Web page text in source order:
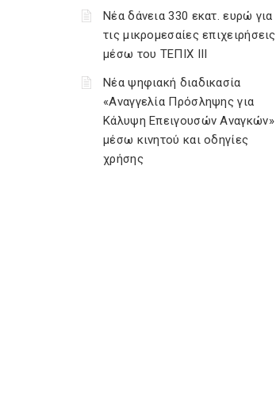
Νέα δάνεια 330 εκατ. ευρώ για
τις μικρομεσαίες επιχειρήσεις
μέσω του ΤΕΠΙΧ ΙΙΙ
Νέα ψηφιακή διαδικασία
«Αναγγελία Πρόσληψης για
Κάλυψη Επειγουσών Αναγκών»
μέσω κινητού και οδηγίες
χρήσης